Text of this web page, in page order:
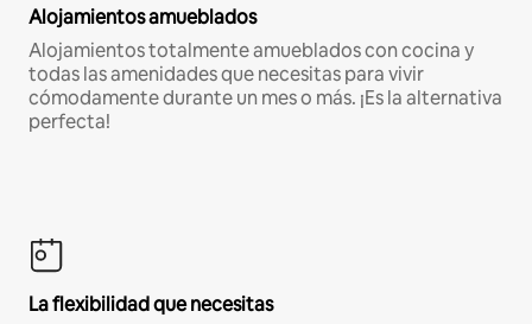
Alojamientos amueblados
Alojamientos totalmente amueblados con cocina y
todas las amenidades que necesitas para vivir
cómodamente durante un mes o más. ¡Es la alternativa
perfecta!
La flexibilidad que necesitas